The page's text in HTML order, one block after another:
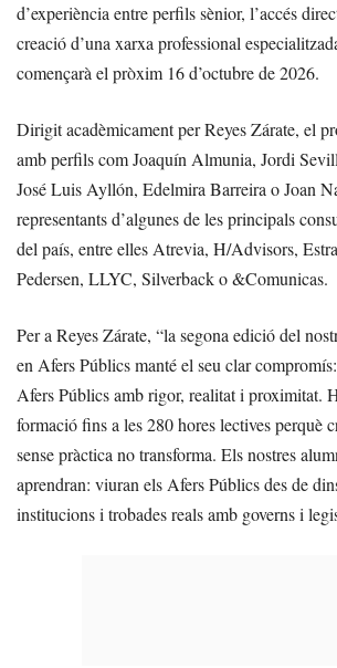
d’experiència entre perfils sènior, l’accés
creació d’una xarxa professional
començarà el pròxim 16 d’octubre de 2026.
Dirigit acadèmicament per Reyes Zárate, el
amb perfils com Joaquín Almunia, Jordi
José Luis Ayllón, Edelmira Barreira o Joan
representants d’algunes de les principals
del país, entre elles Atrevia, H/Advisors,
Pedersen, LLYC, Silverback o &Comunicas.
Per a Reyes Zárate, “la segona edició del
en Afers Públics manté el seu clar
Afers Públics amb rigor, realitat i proximitat.
formació fins a les 280 hores lectives perquè
sense pràctica no transforma. Els nostres
aprendran: viuran els Afers Públics des de
institucions i trobades reals amb governs i